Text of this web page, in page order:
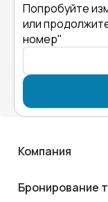
Попробуйте
или
номер"
Компания
Бронирование